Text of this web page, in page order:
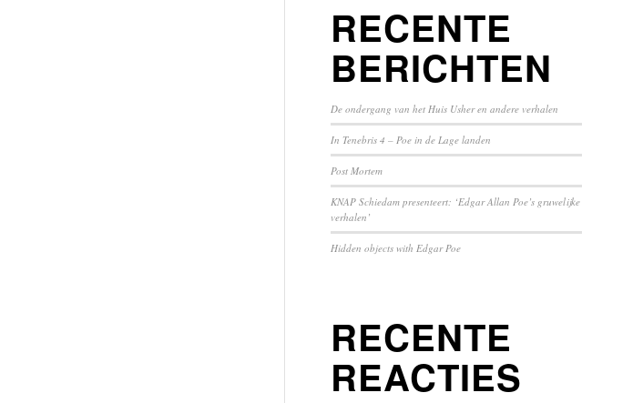
RECENTE
BERICHTEN
De ondergang van het Huis Usher en andere verhalen
In Tenebris 4 – Poe in de Lage landen
Post Mortem
KNAP Schiedam presenteert: ‘Edgar Allan Poe’s gruwelijke
verhalen’
Hidden objects with Edgar Poe
RECENTE
REACTIES